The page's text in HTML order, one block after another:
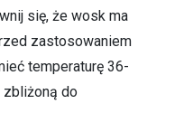
się, że wosk ma
zastosowaniem
temperaturę 36-
zbliżoną do